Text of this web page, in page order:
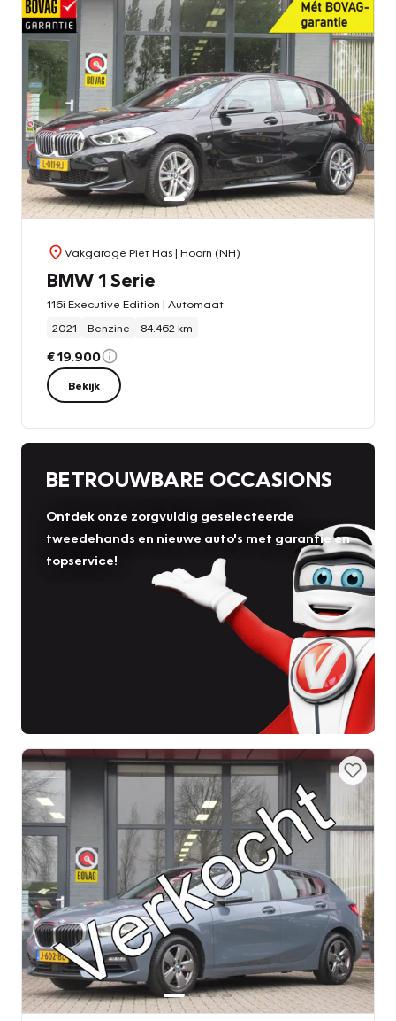
Vakgarage Piet Has| Hoorn (NH)
BMW 1 Serie
116i Executive Edition | Automaat
2021
Benzine 84.462 km
€ 19.900
Bekijk
BETROUWBARE OCCASIONS
Ontdek onze zorgvuldig geselecteerde
tweedehands en nieuwe auto's met garantie en
topservice!